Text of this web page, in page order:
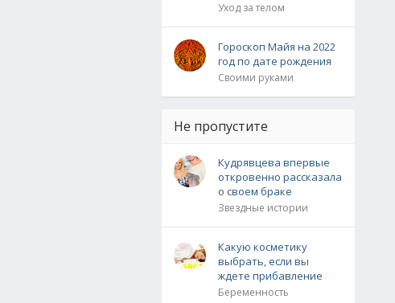
Уход за телом
Гороскоп Майя на 2022
год по дате рождения
Своими руками
Не пропустите
Кудрявцева впервые
откровенно рассказала
о своем браке
Звездные истории
Какую косметику
выбрать, если вы
ждете прибавление
Беременность